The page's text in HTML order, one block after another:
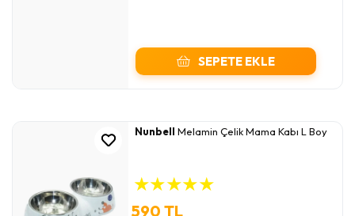
SEPETE EKLE
Nunbell Melamin Çelik Mama Kabı L Boy
★★★★★
590 TL